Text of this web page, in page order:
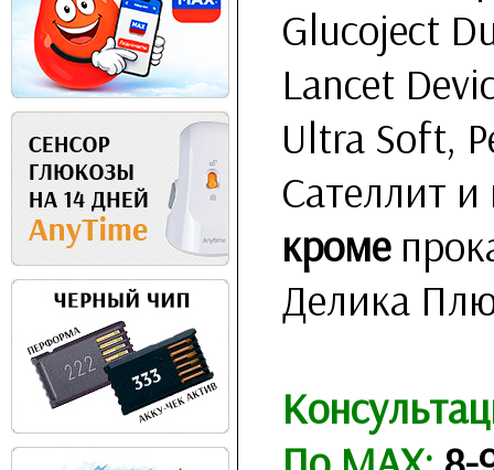
Glucoject
Lancet
Ultra Soft,
Сателлит
кроме
Делика